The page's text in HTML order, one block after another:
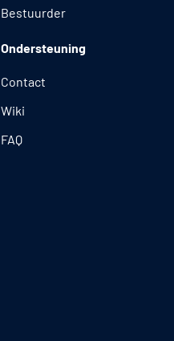
Bestuurder
Ondersteuning
Contact
Wiki
FAQ